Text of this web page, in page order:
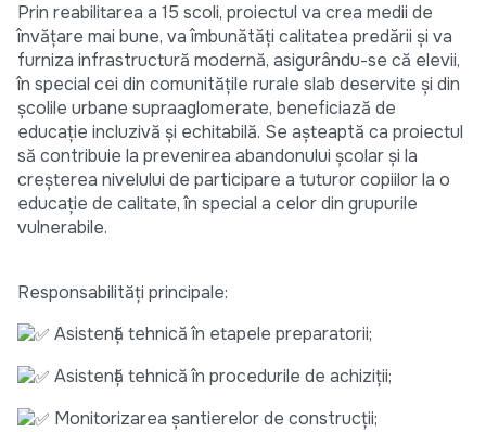
Prin reabilitarea a 15 scoli, proiectul va crea medii de
învățare mai bune, va îmbunătăți calitatea predării și va
furniza infrastructură modernă, asigurându-se că elevii,
în special cei din comunitățile rurale slab deservite și din
școlile urbane supraaglomerate, beneficiază de
educație incluzivă și echitabilă. Se așteaptă ca proiectul
să contribuie la prevenirea abandonului școlar și la
creșterea nivelului de participare a tuturor copiilor la o
educație de calitate, în special a celor din grupurile
vulnerabile.
Responsabilități principale:
Asistență tehnică în etapele preparatorii;
Asistență tehnică în procedurile de achiziții;
Monitorizarea șantierelor de construcții;